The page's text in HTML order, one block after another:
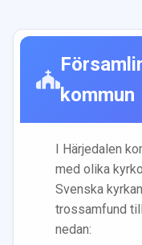
kommun
I Härjedalen
med olika
Svenska
trossamfund
nedan: